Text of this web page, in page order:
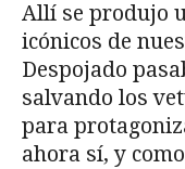
Allí se produjo
icónicos de
Despojado
salvando los
para
ahora sí, y